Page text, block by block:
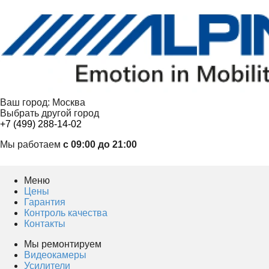
Ваш город: Москва
Выбрать другой город
+7 (499) 288-14-02
Мы работаем с 09:00 до 21:00
Меню
Цены
Гарантия
Контроль качества
Контакты
Мы ремонтируем
Видеокамеры
Усилители